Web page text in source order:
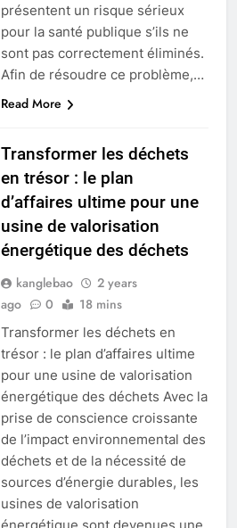
présentent un risque sérieux
pour la santé publique s’ils ne
sont pas correctement éliminés.
Afin de résoudre ce problème,…
Read More
Transformer les déchets
en trésor : le plan
d’affaires ultime pour une
usine de valorisation
énergétique des déchets
kanglebao
2 years
ago
0 18 mins
Transformer les déchets en
trésor : le plan d’affaires ultime
pour une usine de valorisation
énergétique des déchets Avec la
prise de conscience croissante
de l’impact environnemental des
déchets et de la nécessité de
sources d’énergie durables, les
usines de valorisation